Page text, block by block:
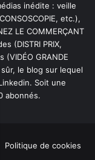
inédite : veille
etc.),
LE COMMERÇANT
(DISTRI PRIX,
(VIDÉO GRANDE
sûr, le blog sur lequel
Soit une
abonnés.
Politique de cookies